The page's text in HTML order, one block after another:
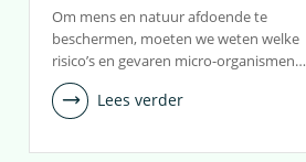
Om mens en natuur afdoende te
beschermen, moeten we weten welke
risico’s en gevaren micro-organismen…
Lees verder